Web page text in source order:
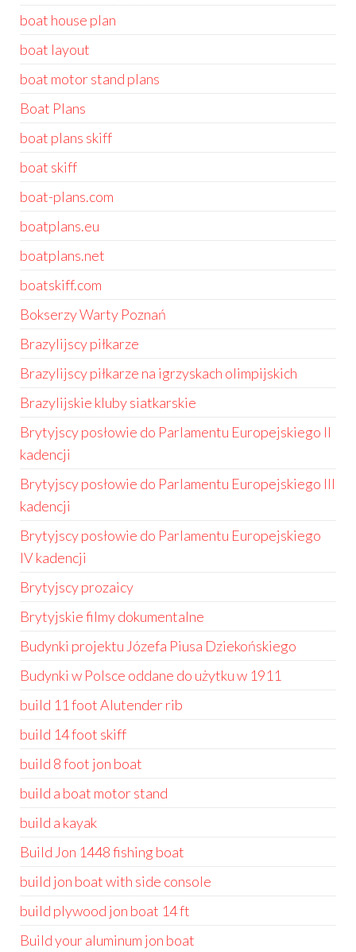
boat house plan
boat layout
boat motor stand plans
Boat Plans
boat plans skiff
boat skiff
boat-plans.com
boatplans.eu
boatplans.net
boatskiff.com
Bokserzy Warty Poznań
Brazylijscy piłkarze
Brazylijscy piłkarze na igrzyskach olimpijskich
Brazylijskie kluby siatkarskie
Brytyjscy posłowie do Parlamentu Europejskiego II
kadencji
Brytyjscy posłowie do Parlamentu Europejskiego III
kadencji
Brytyjscy posłowie do Parlamentu Europejskiego
IV kadencji
Brytyjscy prozaicy
Brytyjskie filmy dokumentalne
Budynki projektu Józefa Piusa Dziekońskiego
Budynki w Polsce oddane do użytku w 1911
build 11 foot Alutender rib
build 14 foot skiff
build 8 foot jon boat
build a boat motor stand
build a kayak
Build Jon 1448 fishing boat
build jon boat with side console
build plywood jon boat 14 ft
Build your aluminum jon boat